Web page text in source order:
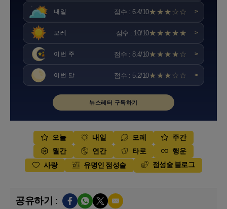
내일 점수 : 6.4/10★★★☆☆ >
모레 점수 : 10/10★★★★★ >
이번 주 점수 : 8.4/10★★★★☆ >
이번 달 점수 : 5.2/10★★★☆☆ >
뉴스레터 구독하기
오늘 내일 모레
주간
월간
연간 타로
행운
사랑
유명인 점성술 점성술 블로그
공유하기 :